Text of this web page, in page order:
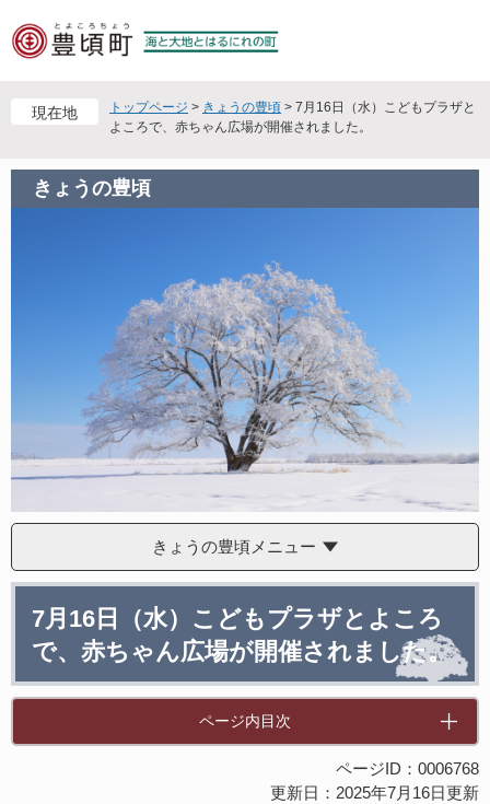
ー
す
ニ
し
現在地 トップページ > きょうの豊頃 > 7月16日（水）こどもプラザと
よころで、赤ちゃん広場が開催されました。
きょうの豊頃
きょうの豊頃メニュー
7月16日（水）こどもプラザとよころ
で、赤ちゃん広場が開催されました。
ページ内目次
ページID：0006768
更新日：2025年7月16日更新